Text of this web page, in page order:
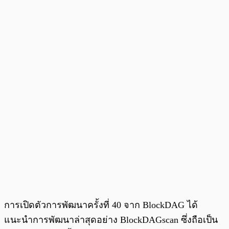
การเปิดตัวการพัฒนาครั้งที่ 40 จาก BlockDAG ได้
แนะนำการพัฒนาล่าสุดอย่าง BlockDAGscan ซึ่งถือเป็น